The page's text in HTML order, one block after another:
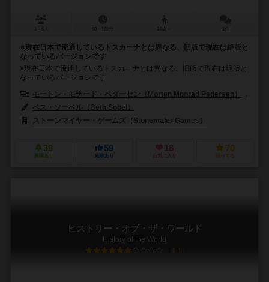
※現在日本で流通しているトスカーナとは異なる、旧版で現在は絶版と
なっているバージョンです
※現在日本で流通しているトスカーナとは異なる、旧版で現在は絶版と
なっているバージョンです
モートン・モナード・ペダーセン（Morten Monrad Pedersen）
ベス・ソーベル（Beth Sobel）
ストーンマイヤー・ゲームズ（Stonemaier Games）
39
興味あり
59
経験あり
18
お気に入り
70
持ってる
ヒストリー・オブ・ザ・ワールド
History of the World
6.1